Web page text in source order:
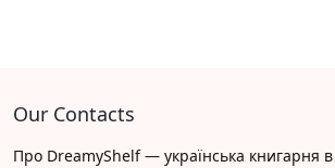
Our Contacts
Про DreamyShelf — українська книгарня